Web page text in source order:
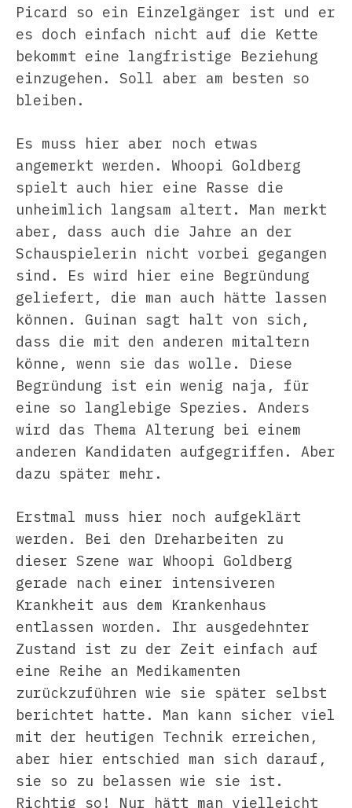
Picard so ein Einzelgänger ist und er
es doch einfach nicht auf die Kette
bekommt eine langfristige Beziehung
einzugehen. Soll aber am besten so
bleiben.
Es muss hier aber noch etwas
angemerkt werden. Whoopi Goldberg
spielt auch hier eine Rasse die
unheimlich langsam altert. Man merkt
aber, dass auch die Jahre an der
Schauspielerin nicht vorbei gegangen
sind. Es wird hier eine Begründung
geliefert, die man auch hätte lassen
können. Guinan sagt halt von sich,
dass die mit den anderen mitaltern
könne, wenn sie das wolle. Diese
Begründung ist ein wenig naja, für
eine so langlebige Spezies. Anders
wird das Thema Alterung bei einem
anderen Kandidaten aufgegriffen. Aber
dazu später mehr.
Erstmal muss hier noch aufgeklärt
werden. Bei den Dreharbeiten zu
dieser Szene war Whoopi Goldberg
gerade nach einer intensiveren
Krankheit aus dem Krankenhaus
entlassen worden. Ihr ausgedehnter
Zustand ist zu der Zeit einfach auf
eine Reihe an Medikamenten
zurückzuführen wie sie später selbst
berichtet hatte. Man kann sicher viel
mit der heutigen Technik erreichen,
aber hier entschied man sich darauf,
sie so zu belassen wie sie ist.
Richtig so! Nur hätt man vielleicht